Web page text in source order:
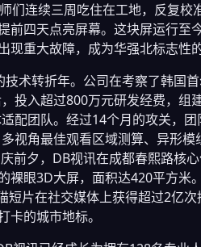
们连续三周吃住在工地，反复校
前四天点亮屏幕。这块屏运行至
现重大故障，成为华强北标志性
术转折年。公司在考察了韩国首
投入超过800万元研发经费，组
配团队。经过14个月的攻关，
视角最佳观看区域测算、异形模
前夕，DB视讯在成都春熙路核
裸眼3D大屏，面积达420平方米
短片在社交媒体上获得超过2亿
卡的城市地标。